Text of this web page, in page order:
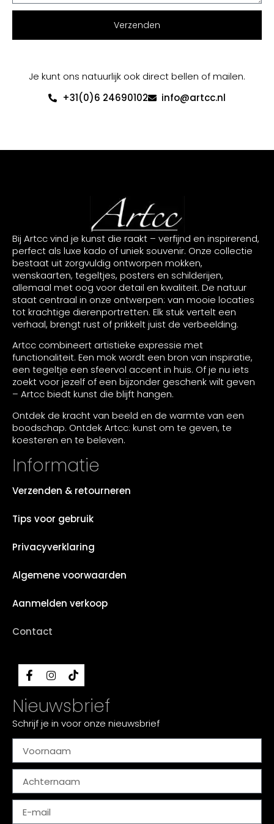
Verzenden
Je kunt ons natuurlijk ook direct bellen of mailen.
+31(0)6 24690102
info@artcc.nl
Bij Artcc vind je kunst die raakt – verfijnd en inspirerend,
perfect als luxe kado of uniek souvenir. Onze collectie
bestaat uit zorgvuldig ontworpen mokken,
wenskaarten, tegeltjes, posters en schilderijen,
allemaal met oog voor detail en kwaliteit. De natuur
staat centraal in onze ontwerpen: van mooie locaties
tot krachtige dierenportretten. Elk stuk vertelt een
verhaal, brengt rust of prikkelt juist de verbeelding.
Artcc combineert artistieke expressie met
functionaliteit. Een mok wordt een bron van inspiratie,
een tegeltje een sfeervol accent in huis. Of je nu iets
zoekt voor jezelf of een bijzonder geschenk wilt geven
– Artcc biedt kunst die blijft hangen.
Ontdek de kracht van beeld en de warmte van een
boodschap. Ontdek Artcc: kunst om te geven, te
koesteren en te beleven.
Informatie
Verzenden & retourneren
Tips voor gebruik
Privacyverklaring
Algemene voorwaarden
Aanmelden verkoop
Contact
Nieuwsbrief
Schrijf je in voor onze nieuwsbrief